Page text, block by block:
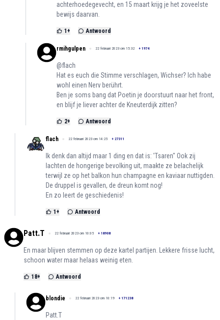
achterhoedegevecht, en 15 maart krijg je het zoveelste
bewijs daarvan.
1 + Antwoord
rmihgulpen 22 februari 2023 om 15:32 + 1974
@flach
Hat es euch die Stimme verschlagen, Wichser? Ich habe
wohl einen Nerv berührt.
Ben je soms bang dat Poetin je doorstuurt naar het front,
en blijf je liever achter de Kneuterdijk zitten?
2+ Antwoord
flach 22 februari 2023 om 14:25 + 27311
Ik denk dan altijd maar 1 ding en dat is: 'Tsaren" Ook zij
lachten de hongerige bevolking uit, maakte ze belachelijk
terwijl ze op het balkon hun champagne en kaviaar nuttigden.
De druppel is gevallen, de dreun komt nog!
En zo leert de geschiedenis!
1 + Antwoord
Patt.T 22 februari 2023 om 10:05 + 18908
En maar blijven stemmen op deze kartel partijen. Lekkere frisse lucht,
schoon water maar helaas weinig eten.
18+ Antwoord
blondie 22 februari 2023 om 10:19 + 171238
Patt.T